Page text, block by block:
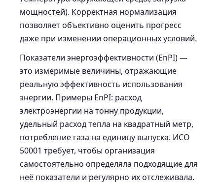
мощностей). Корректная нормализация
позволяет объективно оценить прогресс
даже при изменении операционных условий.
Показатели энергоэффективности (EnPI) —
это измеримые величины, отражающие
реальную эффективность использования
энергии. Примеры EnPI: расход
электроэнергии на тонну продукции,
удельный расход тепла на квадратный метр,
потребление газа на единицу выпуска. ИСО
50001 требует, чтобы организация
самостоятельно определяла подходящие для
неё показатели и регулярно их отслеживала.